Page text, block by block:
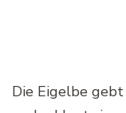
Die Eigelbe